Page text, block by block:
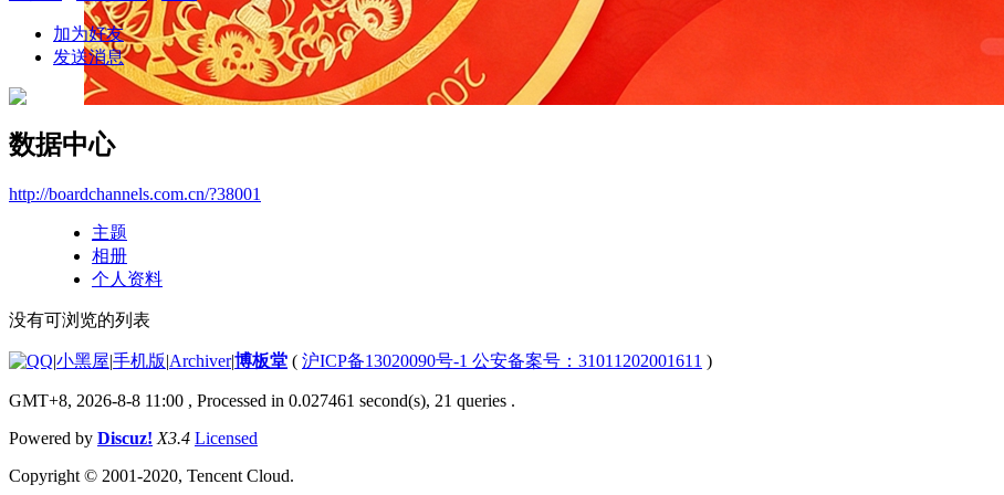
加为好友
发送消息
数据中心
http://boardchannels.com.cn/?38001
主题
相册
个人资料
没有可浏览的列表
|小黑屋|手机版|Archiver|博板堂 ( 沪ICP备13020090号-1 公安备案号：31011202001611 )
GMT+8, 2026-8-8 11:00 , Processed in 0.027461 second(s), 21 queries .
Powered by Discuz! X3.4 Licensed
Copyright © 2001-2020, Tencent Cloud.